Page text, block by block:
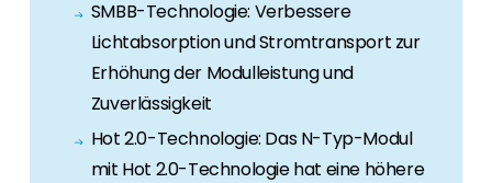
Erneuerbaren Energie Branche? Dann sind Sie
bei uns richtig!
Hauseigentümer
Wenn Sie auf der Suche nach wichtigen
Produkt- und Brancheninformationen sind,
werden Sie bei uns fündig.
SMBB-Technologie: Verbessere
Lichtabsorption und Stromtransport zur
Erhöhung der Modulleistung und
Zuverlässigkeit
Hot 2.0-Technologie: Das N-Typ-Modul
mit Hot 2.0-Technologie hat eine höhere